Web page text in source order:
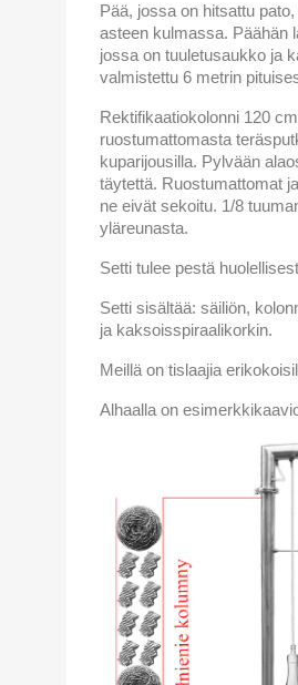
Pää, jossa on hitsattu
asteen kulmassa. Päähän
jossa on tuuletusaukko ja
valmistettu 6 metrin
Rektifikaatiokolonni 120
ruostumattomasta
kuparijousilla. Pylvään
täytettä. Ruostumattomat
ne eivät sekoitu. 1/8
yläreunasta.
Setti tulee pestä
Setti sisältää: säiliön,
ja kaksoisspiraalikorkin.
Meillä on tislaajia
Alhaalla on